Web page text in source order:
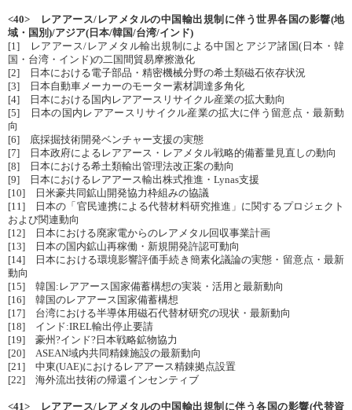
<40> レアアース/レアメタルの中国輸出規制に伴う世界各国の影響(地
域・国別)/アジア(日本/韓国/台湾/インド)
[1] レアアース/レアメタル輸出規制による中国とアジア諸国(日本・韓
国・台湾・インド)の二国間貿易摩擦激化
[2] 日本における電子部品・精密機械分野の希土類磁石依存状況
[3] 日本自動車メーカーのモーター素材調達多角化
[4] 日本における国内レアアースリサイクル産業の拡大動向
[5] 日本の国内レアアースリサイクル産業の拡大に伴う留意点・最新動
向
[6] 底採掘技術開発ベンチャー支援の実態
[7] 日本政府によるレアアース・レアメタル戦略的備蓄量見直しの動向
[8] 日本における希土類輸出管理法改正案の動向
[9] 日本におけるレアアース輸出株式推進・Lynas支援
[10] 日米豪共同鉱山開発協力枠組みの協議
[11] 日本の「官民連携による代替材料研究推進」に関するプロジェクト
および関連動向
[12] 日本における廃家電からのレアメタル回収事業計画
[13] 日本の国内鉱山再稼働・新規開発許認可動向
[14] 日本における環境影響評価手続き簡素化議論の実態・留意点・最新
動向
[15] 韓国:レアアース国家備蓄構想の実装・活用と最新動向
[16] 韓国のレアアース国家備蓄構想
[17] 台湾における半導体用磁石代替材研究の現状・最新動向
[18] インド:IREL輸出停止要請
[19] 豪州?インド?日本戦略鉱物協力
[20] ASEAN域内共同精錬施設の最新動向
[21] 中東(UAE)におけるレアアース精錬拠点設置
[22] 海外流出技術の帰還インセンティブ
<41> レアアース/レアメタルの中国輸出規制に伴う各国の影響(代替資